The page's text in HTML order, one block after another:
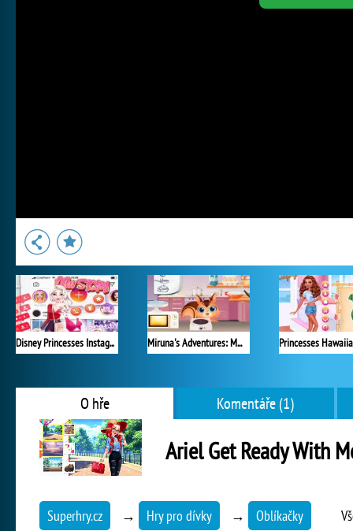
Disney Princesses Instagram Stories Miruna's Adventures: Meeting Maria
O hře Komentáře (1)
Ariel Get Ready With
Superhry.cz → Hry pro dívky → Oblíkačky